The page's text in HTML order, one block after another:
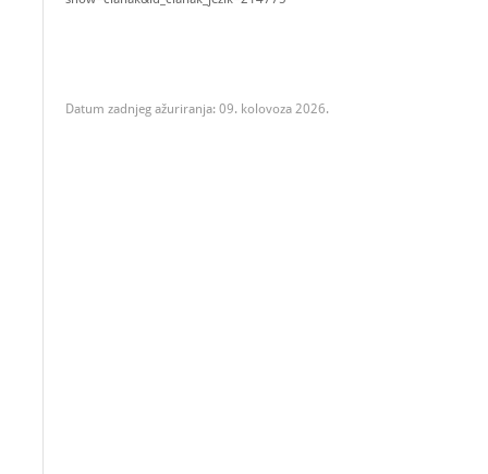
Datum zadnjeg ažuriranja: 09. kolovoza 2026.